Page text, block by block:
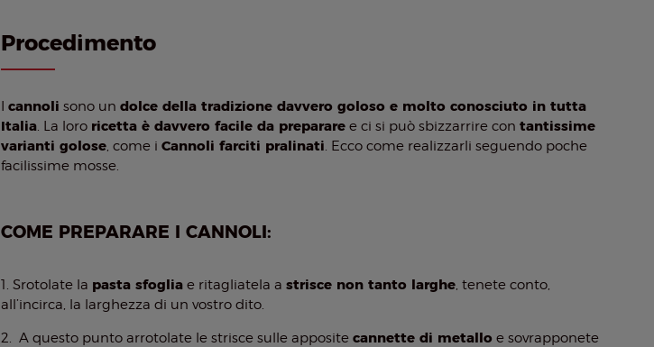
Procedimento
Icannoli sono undolce della tradizione davvero goloso e molto conosciuto in tutta
Italia. La loro ricetta è davvero facile da preparare e ci si può sbizzarrire contantissime
varianti golose, come iCannoli farciti pralinati. Ecco come realizzarli seguendo poche
facilissime mosse.
COME PREPARARE I CANNOLI:
1. Srotolate la pasta sfoglia e ritagliatela astrisce non tanto larghe, tenete conto,
all’incirca, la larghezza di un vostro dito.
2. A questo punto arrotolate le strisce sulle appositecannette di metallo e sovrapponete